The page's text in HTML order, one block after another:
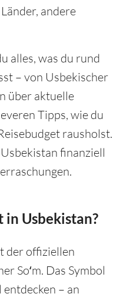
andere
alles, was du rund
– von Usbekischer
über aktuelle
Tipps, wie du
rausholst.
finanziell
Usbekistan?
der offiziellen
Soʻm. Das Symbol
– an